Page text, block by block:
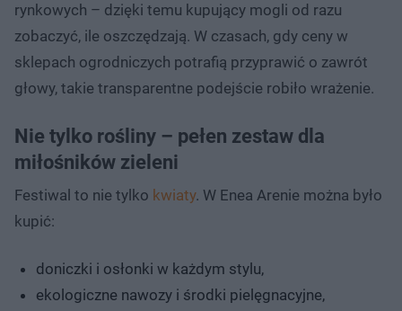
rynkowych – dzięki temu kupujący mogli od razu
zobaczyć, ile oszczędzają. W czasach, gdy ceny w
sklepach ogrodniczych potrafią przyprawić o zawrót
głowy, takie transparentne podejście robiło wrażenie.
Nie tylko rośliny – pełen zestaw dla
miłośników zieleni
Festiwal to nie tylko kwiaty. W Enea Arenie można było
kupić:
doniczki i osłonki w każdym stylu,
ekologiczne nawozy i środki pielęgnacyjne,